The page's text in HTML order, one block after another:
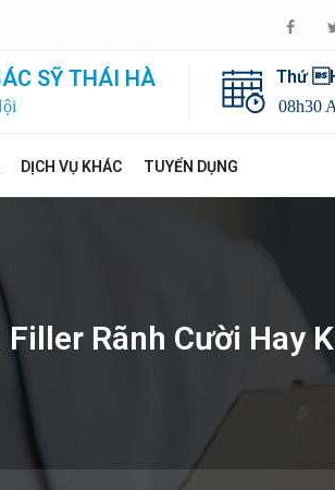
SỸ THÁI HÀ Thứ
08h30
DỊCH VỤ KHÁC TUYỂN DỤNG
Rãnh Cười Hay